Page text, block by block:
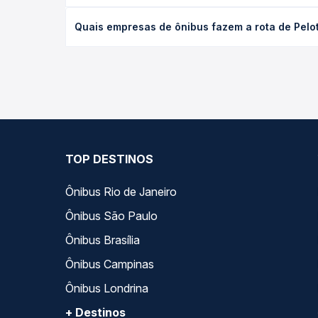
a antecedência da compra. Na Quero Passagem
Quais empresas de ônibus fazem a rota de
TOP DESTINOS
Ônibus Rio de Janeiro
Ônibus São Paulo
Ônibus Brasília
Ônibus Campinas
Ônibus Londrina
+ Destinos